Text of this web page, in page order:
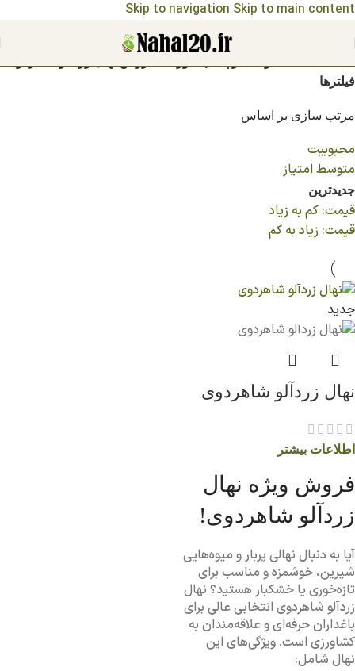
Skip to navigation Skip to main content
مشاهده قیمت نهال ها 1404
خانه/
فیلترها
مرتب سازی بر اساس
محبوبیت
متوسط امتیاز
جدیدترین
قیمت: کم به زیاد
قیمت: زیاد به کم
جدید
نهال زردآلو شاهردوی
اطلاعات بیشتر
فروش ویژه نهال
زردآلو شاهردوی!
آیا به دنبال نهالی پربار و میوه‌هایی
شیرین، خوشمزه و مناسب برای
تازه‌خوری یا خشکبار هستید؟ نهال
زردآلو شاهردوی انتخابی عالی برای
باغداران حرفه‌ای و علاقه‌مندان به
کشاورزی است. ویژگی‌های این
نهال شامل: